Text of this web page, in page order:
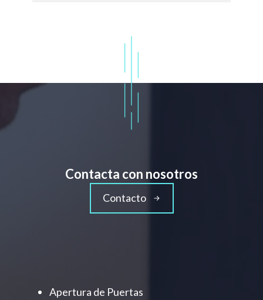
Contacta con nosotros
Contacto
Apertura de Puertas